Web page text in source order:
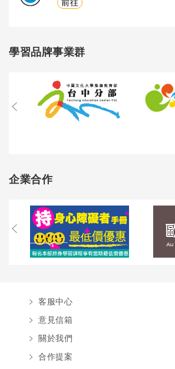
前往
學習品牌事業群
企業合作
客服中心
意見信箱
關於我們
合作提案